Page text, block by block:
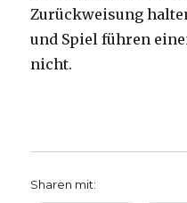
Zurückweisung
und Spiel führen
nicht.
Sharen mit: